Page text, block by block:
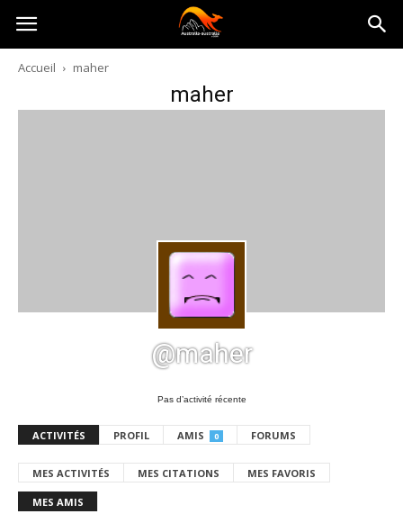
Australia-
australie.com
Accueil maher
maher
@maher
Pas d’activité récente
ACTIVITÉS PROFIL AMIS 0 FORUMS
MES ACTIVITÉS MES CITATIONS MES FAVORIS
MES AMIS